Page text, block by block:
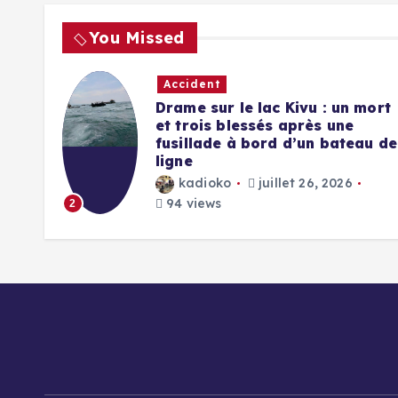
You Missed
2
Accident
Drame sur le lac Kivu : un mort
et trois blessés après une
fusillade à bord d’un bateau de
ligne
kadioko
juillet 26, 2026
94 views